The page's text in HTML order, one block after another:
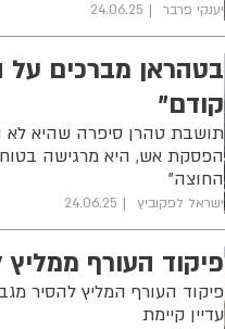
יענקי פרבר 24.06.25
בטהראן מברכים
קודם"
תושבת טהרן סיפרה שהיא
החוצה"
ישראל לפקוביץ 24.06.25
פיקוד העורף
פיקוד העורף המליץ להסיר
עדיין קיימת